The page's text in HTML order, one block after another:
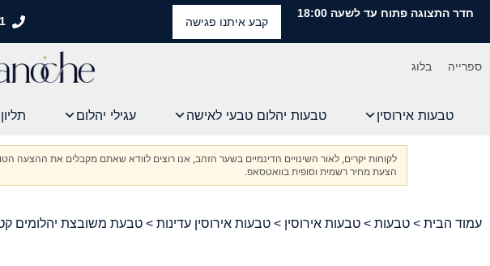
חדר התצוגה פתוח עד לשעה 18:00
קבע איתנו פגישה
ספרייה בלוג
טבעות אירוסין טבעות יהלום טבעי לאישה עגילי יהלום
לקוחות יקרים, לאור השינויים הדינמיים בשער הזהב, אנו רוצים לוודא שאתם מקבלים את
הצעת מחיר רשמית וסופית בוואטסאפ.
עמוד הבית > טבעות > טבעות אירוסין > טבעות אירוסין עדינות > טבעת משובצת יהלומים